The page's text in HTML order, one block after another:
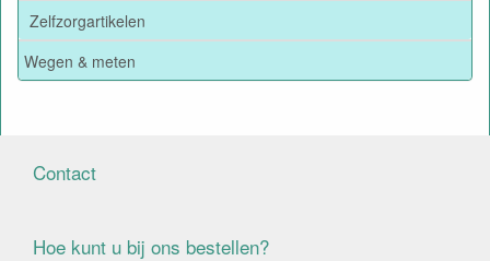
Zelfzorgartikelen
Wegen & meten
Contact
Hoe kunt u bij ons bestellen?